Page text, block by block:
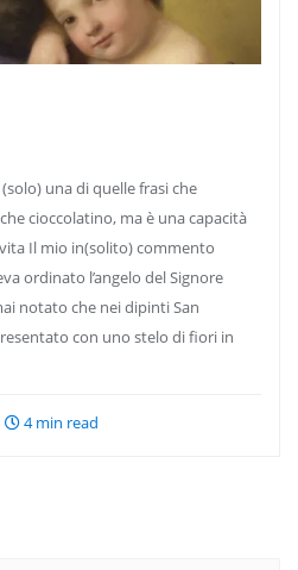
una di quelle frasi che
cioccolatino, ma è una capacità
Il mio in(solito) commento
ordinato l’angelo del Signore
notato che nei dipinti San
con uno stelo di fiori in
4 min read